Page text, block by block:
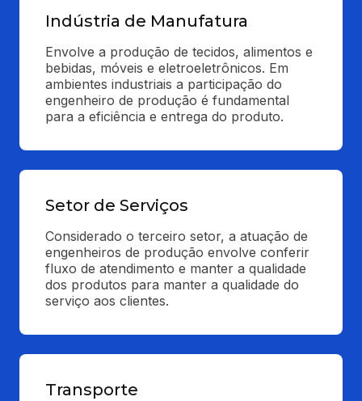
Indústria de Manufatura
Envolve a produção de tecidos, alimentos e
bebidas, móveis e eletroeletrônicos. Em
ambientes industriais a participação do
engenheiro de produção é fundamental
para a eficiência e entrega do produto.
Setor de Serviços
Considerado o terceiro setor, a atuação de
engenheiros de produção envolve conferir
fluxo de atendimento e manter a qualidade
dos produtos para manter a qualidade do
serviço aos clientes.
Transporte